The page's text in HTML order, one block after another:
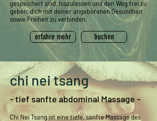
gespeichert sind, loszulassen und den Weg frei zu
geben, dich mit deiner angeborenen Gesundheit
sowie Freiheit zu verbinden.
erfahre mehr buchen
chi nei tsang
- tief sanfte abdominal Massage -
Chi Nei Tsang ist eine tiefe, sanfte Massage des